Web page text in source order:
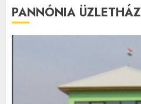
PANNÓNIA ÜZLETHÁZ